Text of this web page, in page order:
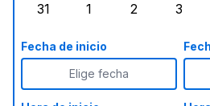
31
1
2
3
Fecha de inicio
Elige fecha